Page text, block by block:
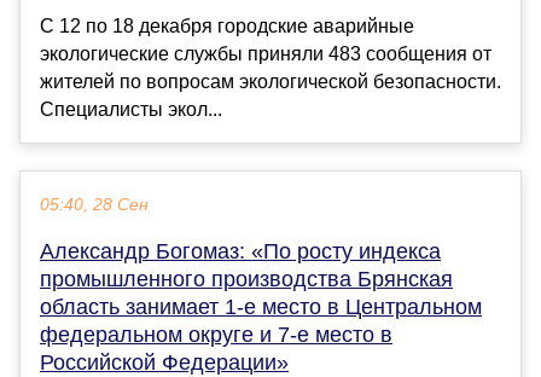
С 12 по 18 декабря городские аварийные
экологические службы приняли 483 сообщения от
жителей по вопросам экологической безопасности.
Специалисты экол...
05:40, 28 Сен
Александр Богомаз: «По росту индекса
промышленного производства Брянская
область занимает 1-е место в Центральном
федеральном округе и 7-е место в
Российской Федерации»